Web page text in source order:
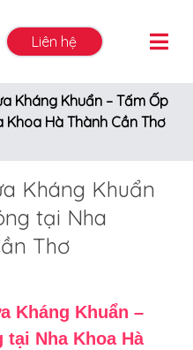
Liên hệ
Kháng Khuẩn – Tấm Ốp
Khoa Hà Thành Cần Thơ
Kháng Khuẩn
tại Nha
Thơ
Kháng Khuẩn –
tại Nha Khoa Hà